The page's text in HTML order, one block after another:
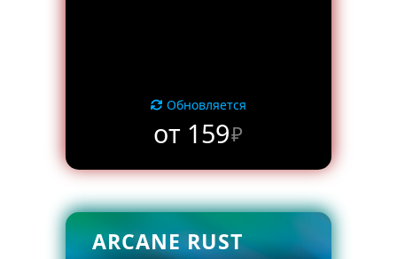
Обновляется
от 159₽
ARCANE RUST